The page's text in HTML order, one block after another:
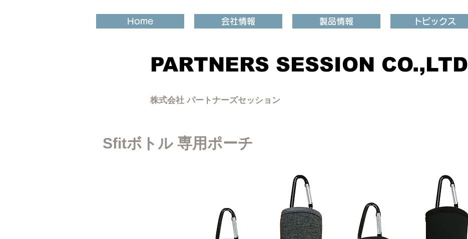
Home 会社情報 製品情報 トピックス
PARTNERS SESSION
​株式会社 パートナーズセッション
Sfitボトル 専用ポーチ